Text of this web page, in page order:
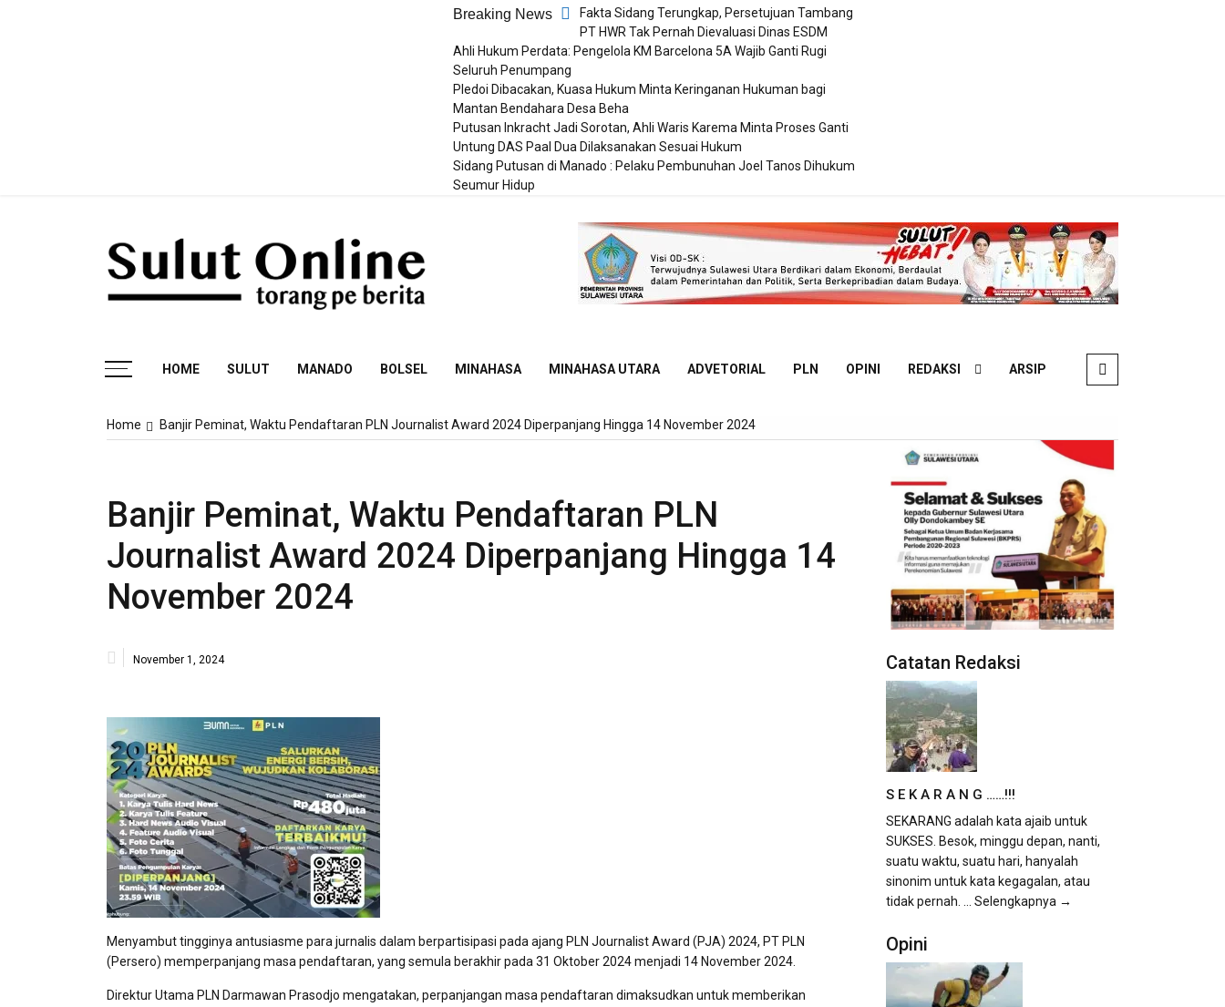
Breaking News
Fakta Sidang Terungkap, Persetujuan Tambang
PT HWR Tak Pernah Dievaluasi Dinas ESDM
Ahli Hukum Perdata: Pengelola KM Barcelona 5A Wajib Ganti Rugi
Seluruh Penumpang
Pledoi Dibacakan, Kuasa Hukum Minta Keringanan Hukuman bagi
Mantan Bendahara Desa Beha
Putusan Inkracht Jadi Sorotan, Ahli Waris Karema Minta Proses Ganti
Untung DAS Paal Dua Dilaksanakan Sesuai Hukum
Sidang Putusan di Manado : Pelaku Pembunuhan Joel Tanos Dihukum
Seumur Hidup
HOME SULUT MANADO BOLSEL MINAHASA MINAHASA UTARA ADVETORIAL PLN OPINI REDAKSI ARSIP
Home Banjir Peminat, Waktu Pendaftaran PLN Journalist Award 2024 Diperpanjang Hingga 14 November 2024
Banjir Peminat, Waktu Pendaftaran PLN
Journalist Award 2024 Diperpanjang Hingga 14
November 2024
November 1, 2024
Menyambut tingginya antusiasme para jurnalis dalam berpartisipasi pada ajang PLN Journalist Award (PJA) 2024, PT PLN
(Persero) memperpanjang masa pendaftaran, yang semula berakhir pada 31 Oktober 2024 menjadi 14 November 2024.
Direktur Utama PLN Darmawan Prasodjo mengatakan, perpanjangan masa pendaftaran dimaksudkan untuk memberikan
Catatan Redaksi
S E K A R A N G ……!!!
SEKARANG adalah kata ajaib untuk
SUKSES. Besok, minggu depan, nanti,
suatu waktu, suatu hari, hanyalah
sinonim untuk kata kegagalan, atau
tidak pernah. ... Selengkapnya →
Opini